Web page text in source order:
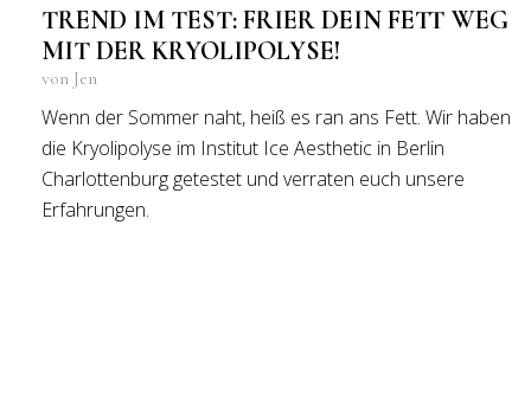
TREND IM TEST: FRIER DEIN FETT WEG
MIT DER KRYOLIPOLYSE!
von Jen
Wenn der Sommer naht, heiß es ran ans Fett. Wir haben
die Kryolipolyse im Institut Ice Aesthetic in Berlin
Charlottenburg getestet und verraten euch unsere
Erfahrungen.